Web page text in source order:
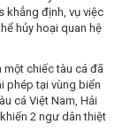
khẳng định, vụ việc
hủy hoại quan hệ
một chiếc tàu cá đã
phép tại vùng biển
cá Việt Nam, Hải
2 ngư dân thiệt